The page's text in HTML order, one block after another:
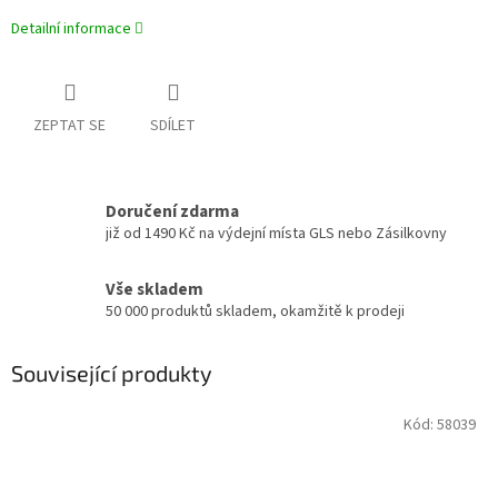
Detailní informace
ZEPTAT SE SDÍLET
Doručení zdarma
již od 1490 Kč na výdejní místa GLS nebo Zásilkovny
Vše skladem
50 000 produktů skladem, okamžitě k prodeji
Související produkty
Kód: 58039